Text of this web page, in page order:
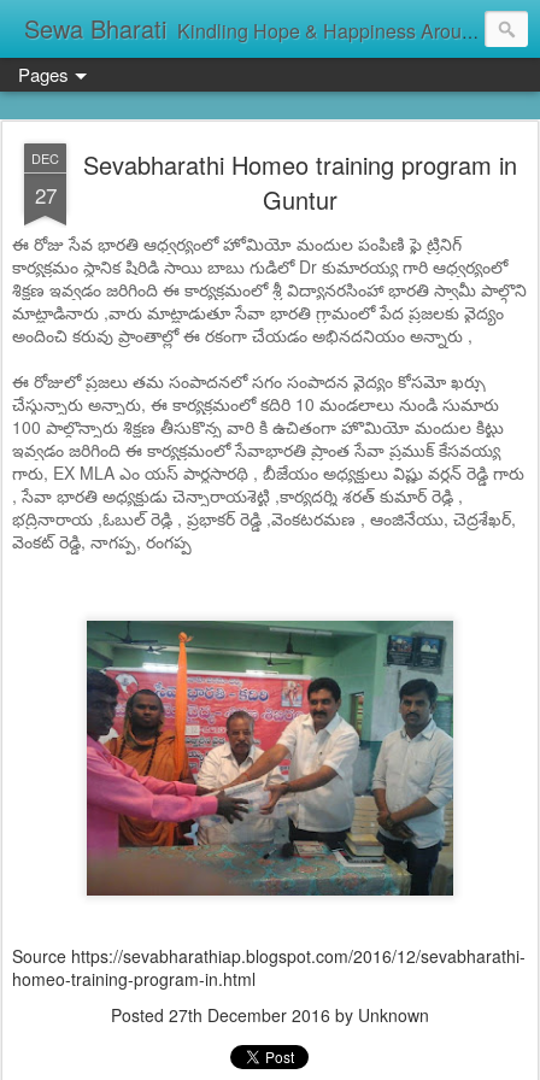
Sewa Bharati Kindling Hope & Happiness Around सेवा भारती சேவாபாரதி సేవా భారతి സേവാഭാരതി સેવા ભારતી সেবা ভাঁরাটি
Pages
DEC
27
Sevabharathi Homeo training program in
Guntur
ఈ రోజు సేవ భారతి ఆధ్వర్యంలో హోమియో మందుల పంపిణి ఫై ట్రినిగ్
కార్యక్రమం స్థానిక షిరిడి సాయి బాబు గుడిలో Dr కుమారయ్య గారి ఆధ్వర్యంలో
శిక్షణ ఇవ్వడం జరిగింది ఈ కార్యక్రమంలో శ్రీ విద్యానరసింహా భారతి స్వామీ పాల్గొని
మాట్లాడినారు ,వారు మాట్లాడుతూ సేవా భారతి గ్రామంలో పేద ప్రజలకు వైద్యం
అందించి కరువు ప్రాంతాల్లో ఈ రకంగా చేయడం అభినదనియం అన్నారు ,
ఈ రోజులో ప్రజలు తమ సంపాదనలో సగం సంపాదన వైద్యం కోసమో ఖర్చు
చేస్తున్నారు అన్నారు, ఈ కార్యక్రమంలో కదిరి 10 మండలాలు నుండి సుమారు
100 పాల్గొన్నారు శిక్షణ తీసుకొన్న వారి కి ఉచితంగా హొమియో మందుల కిట్టు
ఇవ్వడం జరిగింది ఈ కార్యక్రమంలో సేవాభారతి ప్రాంత సేవా ప్రముక్ కేసవయ్య
గారు, EX MLA ఎం యస్ పార్థసారథి , బీజేయం అధ్యక్షులు విష్ణు వర్ధన్ రెడ్డి గారు
, సేవా భారతి అధ్యక్షుడు చెన్నారాయశెట్టి ,కార్యదర్శి శరత్ కుమార్ రెడ్డి ,
భద్రినారాయ ,ఓబుల్ రెడ్డి , ప్రభాకర్ రెడ్డి ,వెంకటరమణ , ఆంజినేయు, చెద్రశేఖర్,
వెంకట్ రెడ్డి, నాగప్ప, రంగప్ప
Source https://sevabharathiap.blogspot.com/2016/12/sevabharathi-
homeo-training-program-in.html
Posted 27th December 2016 by Unknown